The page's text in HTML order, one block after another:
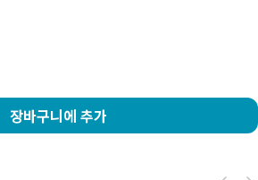
장바구니에 추가